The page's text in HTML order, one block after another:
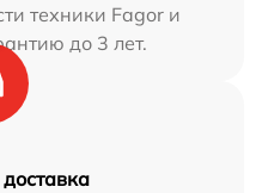
техники Fagor и
до 3 лет.